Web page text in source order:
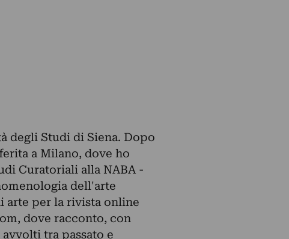
degli Studi di Siena. Dopo
a Milano, dove ho
Curatoriali alla NABA -
dell'arte
arte per la rivista online
dove racconto, con
tra passato e